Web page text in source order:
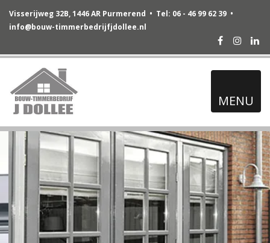
Visserijweg 32B, 1446 AR Purmerend • Tel: 06 - 46 99 62 39 •
info@bouw-timmerbedrijfjdollee.nl
Facebook
MENU